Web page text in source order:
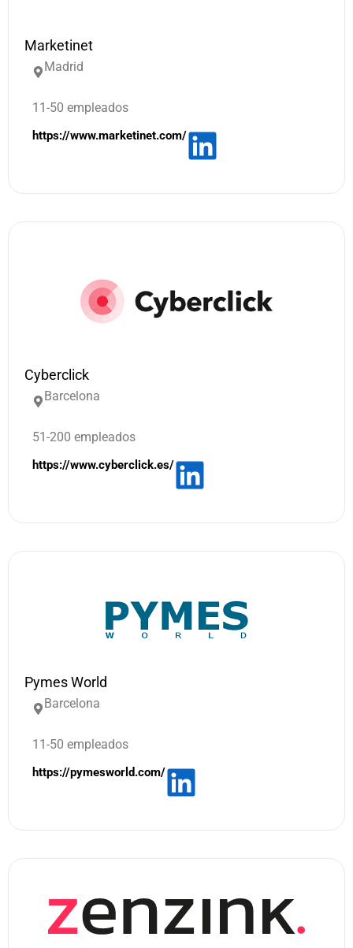
Marketinet
Madrid
11-50 empleados
https://www.marketinet.com/
Cyberclick
Barcelona
51-200 empleados
https://www.cyberclick.es/
Pymes World
Barcelona
11-50 empleados
https://pymesworld.com/